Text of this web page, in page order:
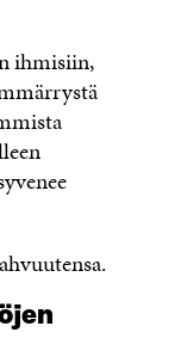
ihmisiin,